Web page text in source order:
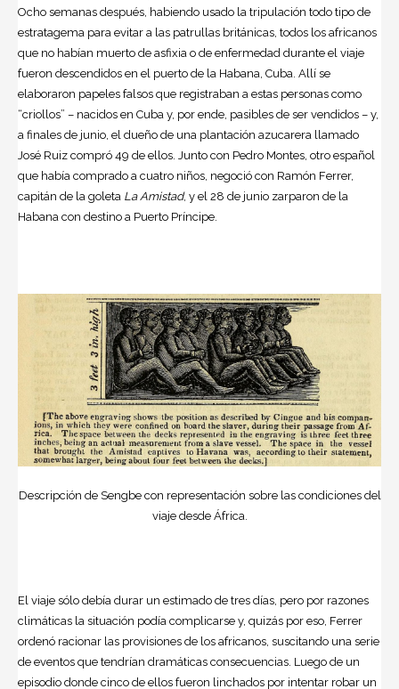
Ocho semanas después, habiendo usado la tripulación todo tipo de
estratagema para evitar a las patrullas británicas, todos los africanos
que no habían muerto de asfixia o de enfermedad durante el viaje
fueron descendidos en el puerto de la Habana, Cuba. Allí se
elaboraron papeles falsos que registraban a estas personas como
“criollos” – nacidos en Cuba y, por ende, pasibles de ser vendidos – y,
a finales de junio, el dueño de una plantación azucarera llamado
José Ruiz compró 49 de ellos. Junto con Pedro Montes, otro español
que había comprado a cuatro niños, negoció con Ramón Ferrer,
capitán de la goleta La Amistad, y el 28 de junio zarparon de la
Habana con destino a Puerto Príncipe.
Descripción de Sengbe con representación sobre las condiciones del
viaje desde África.
El viaje sólo debía durar un estimado de tres días, pero por razones
climáticas la situación podía complicarse y, quizás por eso, Ferrer
ordenó racionar las provisiones de los africanos, suscitando una serie
de eventos que tendrían dramáticas consecuencias. Luego de un
episodio donde cinco de ellos fueron linchados por intentar robar un